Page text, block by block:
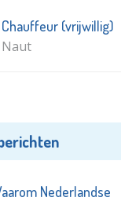
Chauffeur (vrijwillig)
Naut
Nederlandse